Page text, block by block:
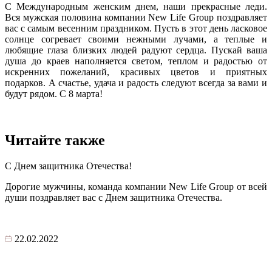
С Международным женским днем, наши прекрасные леди.
Вся мужская половина компании New Life Group поздравляет
вас с самым весенним праздником. Пусть в этот день ласковое
солнце согревает своими нежными лучами, а теплые и
любящие глаза близких людей радуют сердца. Пускай ваша
душа до краев наполняется светом, теплом и радостью от
искренних пожеланий, красивых цветов и приятных
подарков. А счастье, удача и радость следуют всегда за вами и
будут рядом. С 8 марта!
Читайте также
С Днем защитника Отечества!
Дорогие мужчины, команда компании New Life Group от всей
души поздравляет вас с Днем защитника Отечества.
22.02.2022